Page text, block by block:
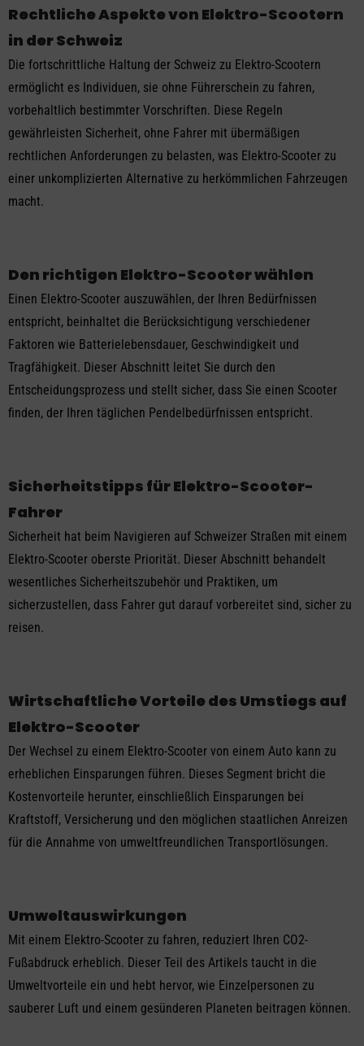
Rechtliche Aspekte von Elektro-Scootern
in der Schweiz
Die fortschrittliche Haltung der Schweiz zu Elektro-Scootern
ermöglicht es Individuen, sie ohne Führerschein zu fahren,
vorbehaltlich bestimmter Vorschriften. Diese Regeln
gewährleisten Sicherheit, ohne Fahrer mit übermäßigen
rechtlichen Anforderungen zu belasten, was Elektro-Scooter zu
einer unkomplizierten Alternative zu herkömmlichen Fahrzeugen
macht.
Den richtigen Elektro-Scooter wählen
Einen Elektro-Scooter auszuwählen, der Ihren Bedürfnissen
entspricht, beinhaltet die Berücksichtigung verschiedener
Faktoren wie Batterielebensdauer, Geschwindigkeit und
Tragfähigkeit. Dieser Abschnitt leitet Sie durch den
Entscheidungsprozess und stellt sicher, dass Sie einen Scooter
finden, der Ihren täglichen Pendelbedürfnissen entspricht.
Sicherheitstipps für Elektro-Scooter-
Fahrer
Sicherheit hat beim Navigieren auf Schweizer Straßen mit einem
Elektro-Scooter oberste Priorität. Dieser Abschnitt behandelt
wesentliches Sicherheitszubehör und Praktiken, um
sicherzustellen, dass Fahrer gut darauf vorbereitet sind, sicher zu
reisen.
Wirtschaftliche Vorteile des Umstiegs auf
Elektro-Scooter
Der Wechsel zu einem Elektro-Scooter von einem Auto kann zu
erheblichen Einsparungen führen. Dieses Segment bricht die
Kostenvorteile herunter, einschließlich Einsparungen bei
Kraftstoff, Versicherung und den möglichen staatlichen Anreizen
für die Annahme von umweltfreundlichen Transportlösungen.
Umweltauswirkungen
Mit einem Elektro-Scooter zu fahren, reduziert Ihren CO2-
Fußabdruck erheblich. Dieser Teil des Artikels taucht in die
Umweltvorteile ein und hebt hervor, wie Einzelpersonen zu
sauberer Luft und einem gesünderen Planeten beitragen können.